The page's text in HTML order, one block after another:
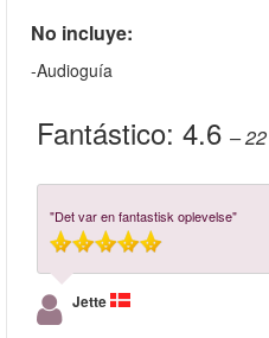
No incluye:
-Audioguía
Fantástico: 4.6 – 22
"Det var en fantastisk oplevelse"
Jette